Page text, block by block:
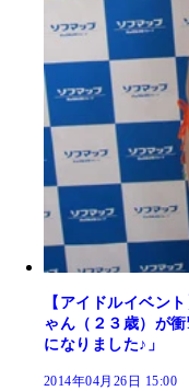
【アイドルイベン
ゃん（２３歳）が
になりました♪」
2014年04月26日 15:00